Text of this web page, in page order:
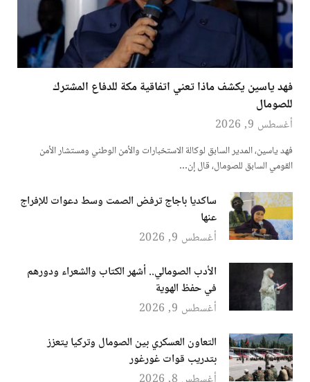
فهد ياسين يكشف ماذا تعني اتفاقية مكة للدفاع المشترك
للصومال
أغسطس 9, 2026
فهد ياسين، المدير السابق لوكالة الاستخبارات والأمن الوطني ومستشار الأمن
القومي السابق للصومال، قال إن…
ساكديا باجاج ترفض الصمت وسط دعوات للإفراج
عنها
أغسطس 9, 2026
الأدب الصومالي.. أشهر الكتاب والشعراء ودورهم
في حفظ الهوية
أغسطس 9, 2026
التعاون العسكري بين الصومال وتركيا يتعزز
بتدريب قوات غورغور